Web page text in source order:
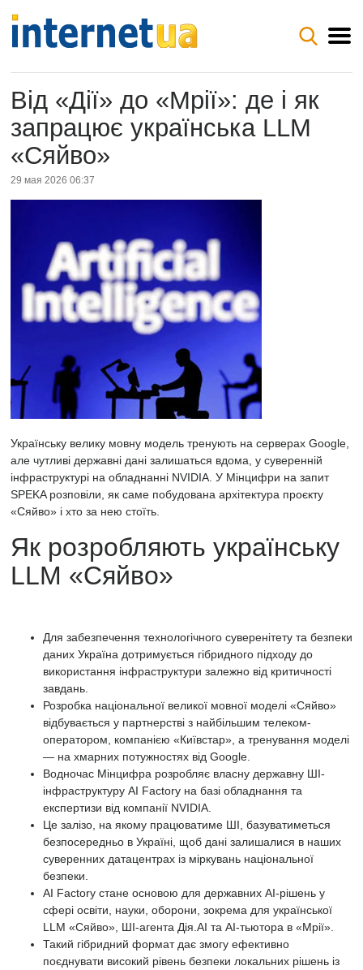
Від «Дії» до «Мрії»: де і як
запрацює українська LLM
«Сяйво»
29 мая 2026 06:37
Українську велику мовну модель тренують на серверах Google,
але чутливі державні дані залишаться вдома, у суверенній
інфраструктурі на обладнанні NVIDIA. У Мінцифри на запит
SPEKA розповіли, як саме побудована архітектура проєкту
«Сяйво» і хто за нею стоїть.
Як розробляють українську
LLM «Сяйво»
Для забезпечення технологічного суверенітету та безпеки
даних Україна дотримується гібридного підходу до
використання інфраструктури залежно від критичності
завдань.
Розробка національної великої мовної моделі «Сяйво»
відбувається у партнерстві з найбільшим телеком-
оператором, компанією «Київстар», а тренування моделі
— на хмарних потужностях від Google.
Водночас Мінцифра розробляє власну державну ШІ-
інфраструктуру AI Factory на базі обладнання та
експертизи від компанії NVIDIA.
Це залізо, на якому працюватиме ШІ, базуватиметься
безпосередньо в Україні, щоб дані залишалися в наших
суверенних датацентрах із міркувань національної
безпеки.
AI Factory стане основою для державних АІ-рішень у
сфері освіти, науки, оборони, зокрема для української
LLM «Сяйво», ШІ-агента Дія.АІ та АІ-тьютора в «Мрії».
Такий гібридний формат дає змогу ефективно
поєднувати високий рівень безпеки локальних рішень із